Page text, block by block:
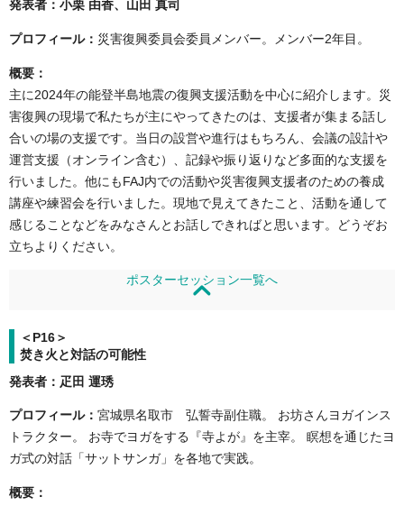
発表者：小栗 由香、山田 真司
プロフィール： 災害復興委員会委員メンバー。メンバー2年目。
概要：
主に2024年の能登半島地震の復興支援活動を中心に紹介します。災
害復興の現場で私たちが主にやってきたのは、支援者が集まる話し
合いの場の支援です。当日の設営や進行はもちろん、会議の設計や
運営支援（オンライン含む）、記録や振り返りなど多面的な支援を
行いました。他にもFAJ内での活動や災害復興支援者のための養成
講座や練習会を行いました。現地で見えてきたこと、活動を通して
感じることなどをみなさんとお話しできればと思います。どうぞお
立ちよりください。
ポスターセッション一覧へ
＜P16＞
焚き火と対話の可能性
発表者：疋田 運琇
プロフィール： 宮城県名取市 弘誓寺副住職。 お坊さんヨガインス
トラクター。 お寺でヨガをする『寺よが』を主宰。 瞑想を通じたヨ
ガ式の対話「サットサンガ」を各地で実践。
概要：